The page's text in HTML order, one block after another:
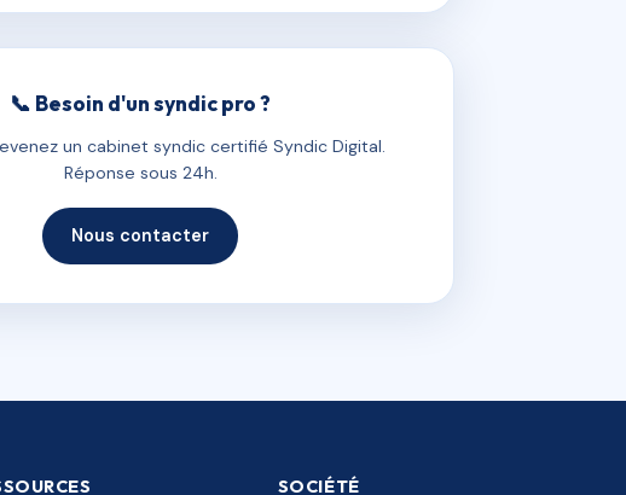
📞 Besoin d'un syndic pro ?
un cabinet syndic certifié Syndic Digital.
Réponse sous 24h.
Nous contacter
SOCIÉTÉ